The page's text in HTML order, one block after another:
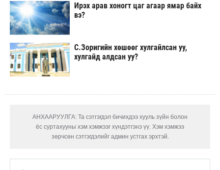
Ирэх арав хоногт цаг агаар ямар байх
вэ?
С.Зоригийн хөшөөг хулгайлсан уу,
хулгайд алдсан уу?
АНХААРУУЛГА: Та сэтгэгдэл бичихдээ хууль зүйн болон
ёс суртахууны хэм хэмжээг хүндэтгэнэ үү. Хэм хэмжээ
зөрчсөн сэтгэгдэлийг админ устгах эрхтэй.